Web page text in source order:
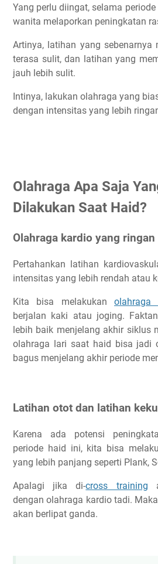
Yang perlu diingat, selama
wanita melaporkan peningkatan
Artinya, latihan yang
terasa sulit, dan latihan yang
jauh lebih sulit.
Intinya, lakukan olahraga yang
dengan intensitas yang lebih
Olahraga Apa Saja
Dilakukan Saat Haid?
Olahraga kardio yang ringan
Pertahankan latihan
intensitas yang lebih rendah atau
Kita bisa melakukan olahraga
berjalan kaki atau joging.
lebih baik menjelang akhir siklus
olahraga lari saat haid bisa jadi
bagus menjelang akhir periode
Latihan otot dan latihan
Karena ada potensi
periode haid ini, kita bisa
yang lebih panjang seperti Plank,
Apalagi jika di-cross training
dengan olahraga kardio tadi.
akan berlipat ganda.